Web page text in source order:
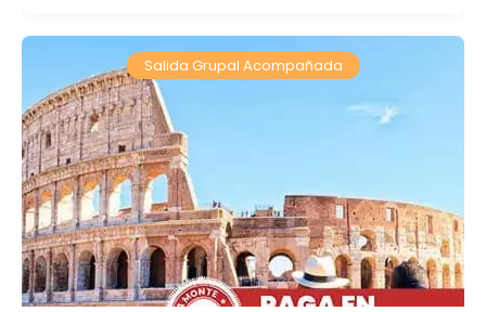
Salida Grupal Acompañada